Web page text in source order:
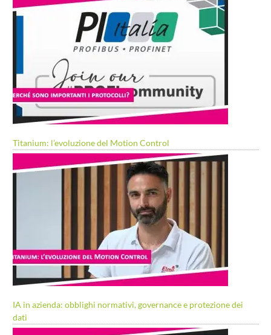
Titanium: l’evoluzione del Motion Control
IA in azienda: obblighi normativi, governance e protezione dei
dati